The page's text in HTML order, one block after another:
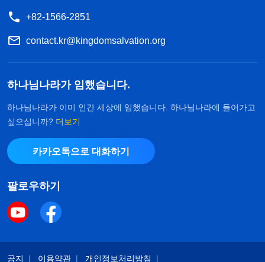
+82-1566-2851
contact.kr@kingdomsalvation.org
하나님나라가 임했습니다.
하나님나라가 이미 인간 세상에 임했습니다. 하나님나라에 들어가고
싶으십니까? 더보기
카카오톡으로 대화하기
팔로우하기
공지 이용약관 개인정보처리방침